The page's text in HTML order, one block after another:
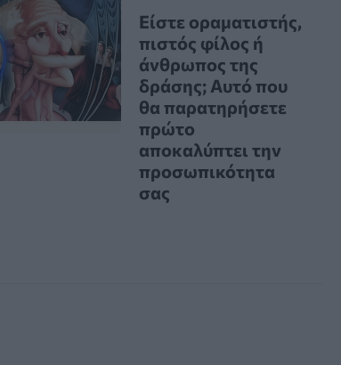
Είστε οραματιστής,
πιστός φίλος ή
άνθρωπος της
δράσης; Αυτό που
θα παρατηρήσετε
πρώτο
αποκαλύπτει την
προσωπικότητα
σας